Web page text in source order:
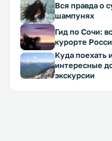
Вся правда о
шампунях
Гид по Сочи:
курорте
Куда поехать
интересные
экскурсии